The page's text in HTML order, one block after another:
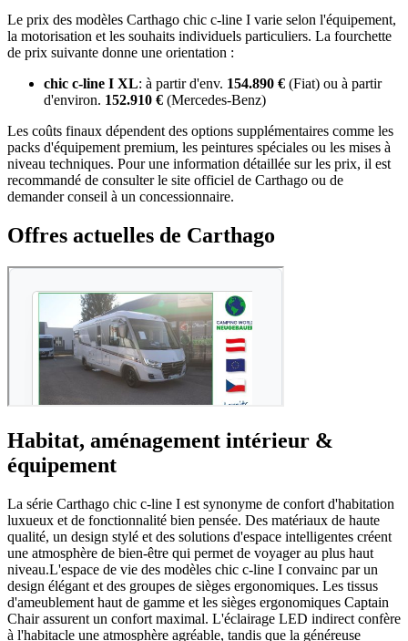
Le prix des modèles Carthago chic c-line I varie selon l'équipement,
la motorisation et les souhaits individuels particuliers. La fourchette
de prix suivante donne une orientation :
chic c-line I XL: à partir d'env. 154.890 € (Fiat) ou à partir
d'environ. 152.910 € (Mercedes-Benz)
Les coûts finaux dépendent des options supplémentaires comme les
packs d'équipement premium, les peintures spéciales ou les mises à
niveau techniques. Pour une information détaillée sur les prix, il est
recommandé de consulter le site officiel de Carthago ou de
demander conseil à un concessionnaire.
Offres actuelles de Carthago
Habitat, aménagement intérieur &
équipement
La série Carthago chic c-line I est synonyme de confort d'habitation
luxueux et de fonctionnalité bien pensée. Des matériaux de haute
qualité, un design stylé et des solutions d'espace intelligentes créent
une atmosphère de bien-être qui permet de voyager au plus haut
niveau.L'espace de vie des modèles chic c-line I convainc par un
design élégant et des groupes de sièges ergonomiques. Les tissus
d'ameublement haut de gamme et les sièges ergonomiques Captain
Chair assurent un confort maximal. L'éclairage LED indirect confère
à l'habitacle une atmosphère agréable, tandis que la généreuse